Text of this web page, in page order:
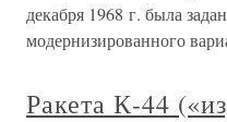
декабря 1968 г. была
модернизированного
Ракета К-44